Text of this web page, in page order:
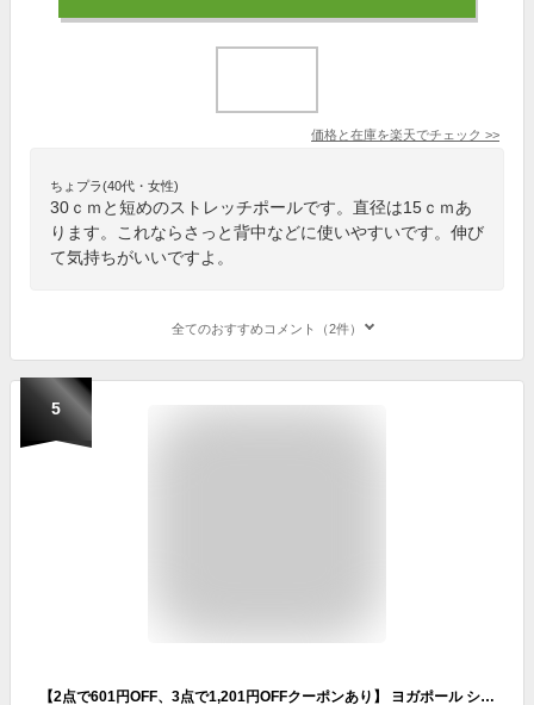
価格と在庫を楽天でチェック >>
ちょプラ(40代・女性)
30ｃｍと短めのストレッチポールです。直径は15ｃｍあ
ります。これならさっと背中などに使いやすいです。伸び
て気持ちがいいですよ。
全てのおすすめコメント（2件）
5
【2点で601円OFF、3点で1,201円OFFクーポンあり】 ヨガポール ショート 器具 ストレッチローラー ヨガローラー 突起 全身 マッサージ ローラー 黒 筋肉 ほぐし ローラー ショートポール おうち時間 トレーニング 器具 自宅 運動 腰痛 ダイエット 体幹 コンパクト 手軽 セルフ